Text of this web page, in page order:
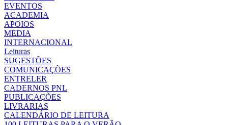
EVENTOS
ACADEMIA
APOIOS
MEDIA
INTERNACIONAL
Leituras
SUGESTÕES
COMUNICAÇÕES
ENTRELER
CADERNOS PNL
PUBLICAÇÕES
LIVRARIAS
CALENDÁRIO DE LEITURA